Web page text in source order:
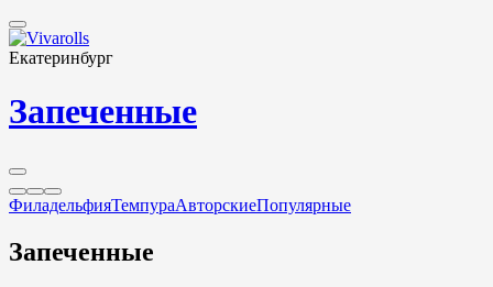
Екатеринбург
Запеченные
ФиладельфияТемпураАвторскиеПопулярные
Запеченные